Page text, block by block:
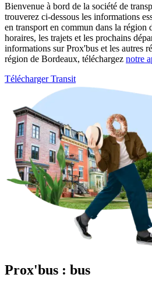
Bienvenue à bord de la société de
trouverez ci-dessous les informations
en transport en commun dans la région
horaires, les trajets et les prochains
informations sur Prox'bus et les autres
région de Bordeaux, téléchargez notre
Télécharger Transit
Prox'bus : bus